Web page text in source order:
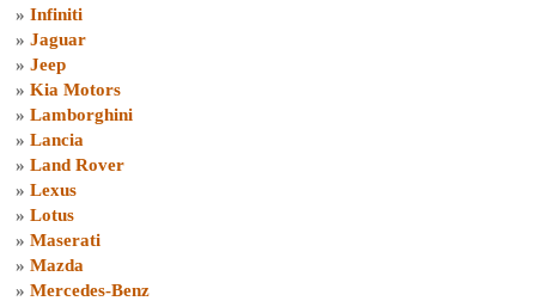
» Infiniti
» Jaguar
» Jeep
» Kia Motors
» Lamborghini
» Lancia
» Land Rover
» Lexus
» Lotus
» Maserati
» Mazda
» Mercedes-Benz